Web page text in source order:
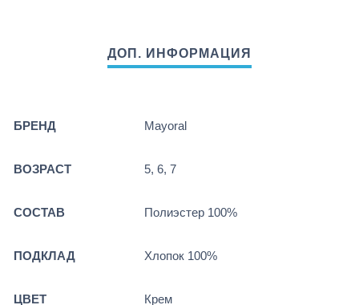
БРЕНД Mayoral
ВОЗРАСТ 5, 6, 7
СОСТАВ Полиэстер 100%
ПОДКЛАД Хлопок 100%
ЦВЕТ Крем